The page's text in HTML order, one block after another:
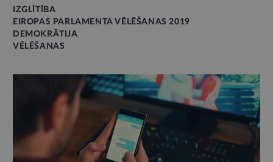
IZGLĪTĪBA
EIROPAS PARLAMENTA VĒLĒŠANAS 2019
DEMOKRĀTIJA
VĒLĒŠANAS